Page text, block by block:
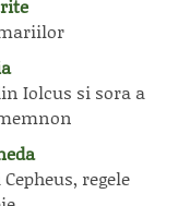
Iolcus si sora a
regele